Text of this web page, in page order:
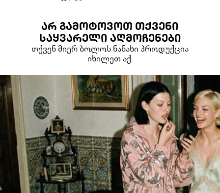
ᲐᲠ ᲒᲐᲛᲝᲢᲝᲕᲝᲗ ᲗᲥᲕᲔᲜᲘ
ᲡᲐᲧᲕᲐᲠᲔᲚᲘ ᲐᲦᲛᲝᲩᲔᲜᲔᲑᲘ
თქვენ მიერ ბოლოს ნანახი პროდუქცია
იხილეთ აქ.